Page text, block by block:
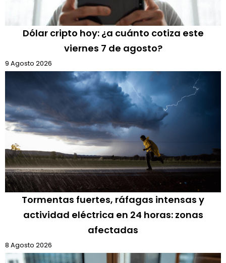
Dólar cripto hoy: ¿a cuánto cotiza este
viernes 7 de agosto?
9 Agosto 2026
Tormentas fuertes, ráfagas intensas y
actividad eléctrica en 24 horas: zonas
afectadas
8 Agosto 2026